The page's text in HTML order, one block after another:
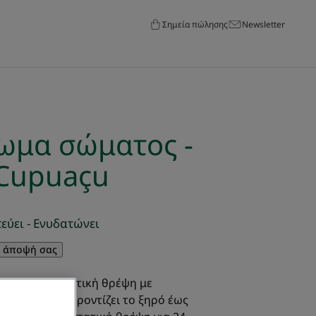
Σημεία πώλησης Newsletter
σώματος -
- Ενυδατώνει
άποψή σας
για εντατική θρέψη με
Cupuaçu φροντίζει το ξηρό έως